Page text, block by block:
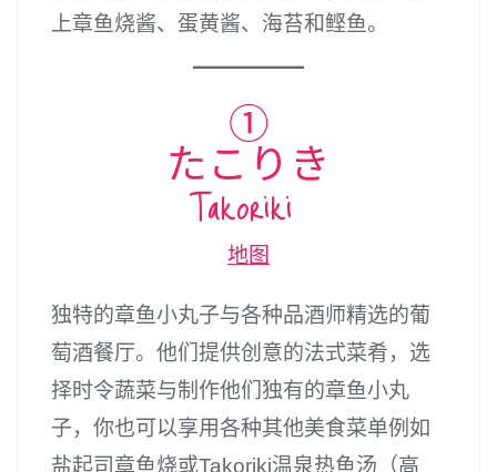
上章鱼烧酱、蛋黄酱、海苔和鲣鱼。
①
たこりき
Takoriki
地图
独特的章鱼小丸子与各种品酒师精选的葡
萄酒餐厅。他们提供创意的法式菜肴，选
择时令蔬菜与制作他们独有的章鱼小丸
子，你也可以享用各种其他美食菜单例如
盐起司章鱼烧或Takoriki温泉热鱼汤（高